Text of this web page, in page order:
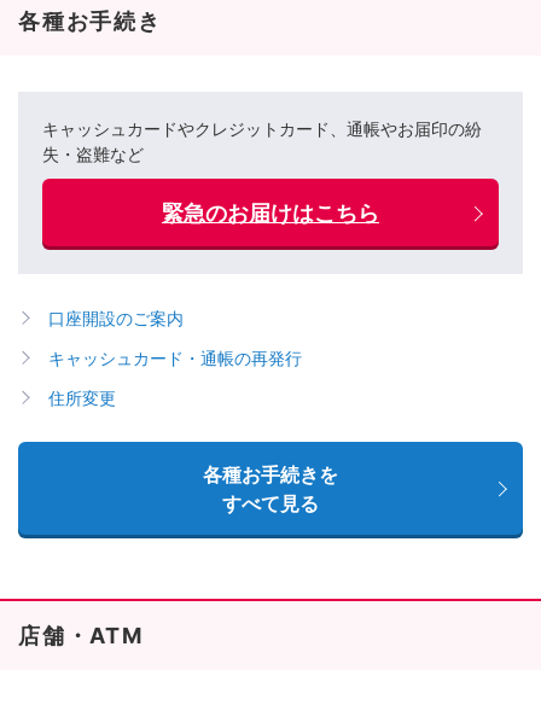
各種お手続き
キャッシュカードやクレジットカード、通帳やお届印の紛
失・盗難など
緊急のお届けはこちら
口座開設のご案内
キャッシュカード・通帳の再発行
住所変更
各種お手続きを
すべて見る
店舗・ATM